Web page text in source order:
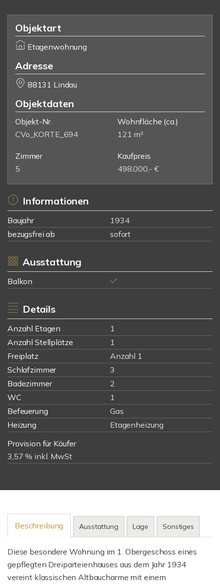
Objektart
Etagenwohnung
Adresse
88131 Lindau
Objektdaten
Objekt-Nr.
CVo_KORTE_694
Wohnfläche (ca.)
121 m²
Zimmer
5
Kaufpreis
498.000,- €
Informationen
Baujahr
1934
bezugsfrei ab
sofort
Ausstattung
Balkon
Details
Anzahl Etagen
1
Anzahl Stellplätze
1
Freiplatz
Anzahl 1
Schlafzimmer
3
Badezimmer
2
WC
1
Befeuerung
Gas
Heizung
Etagenheizung
Provision für Käufer
3,57 % inkl. MwSt
Beschreibung Ausstattung Lage Sonstiges
Diese besondere Wohnung im 1. Obergeschoss eines
gepflegten Dreiparteienhauses aus dem Jahr 1934
vereint klassischen Altbaucharme mit einem